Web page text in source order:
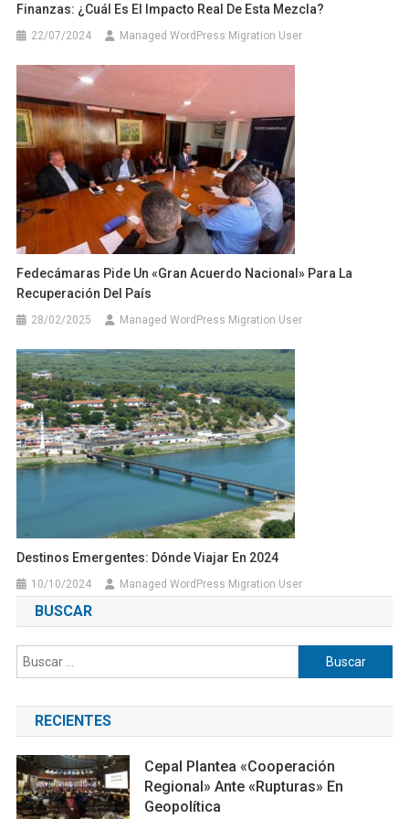
Finanzas: ¿Cuál Es El Impacto Real De Esta Mezcla?
22/07/2024 Managed WordPress Migration User
Fedecámaras Pide Un «gran Acuerdo Nacional» Para La
Recuperación Del País
28/02/2025 Managed WordPress Migration User
Destinos Emergentes: Dónde Viajar En 2024
10/10/2024 Managed WordPress Migration User
BUSCAR
Buscar:
RECIENTES
Cepal Plantea «cooperación
Regional» Ante «rupturas» En
Geopolítica